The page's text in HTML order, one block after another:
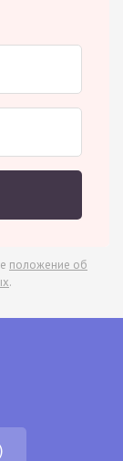
положение об
.